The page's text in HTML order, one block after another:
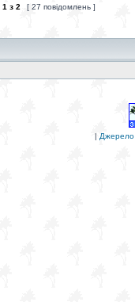
1 з 2 [ 27 повідомлень ]
| Джерело